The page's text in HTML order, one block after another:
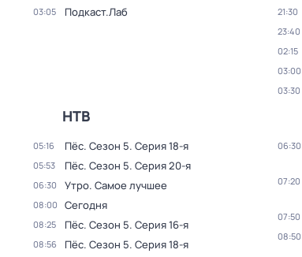
03:05 Подкаст.Лаб 21:30
23:40
02:15
03:00
03:30
НТВ
05:16 Пёс. Сезон 5. Серия 18-я
05:53 Пёс. Сезон 5. Серия 20-я
06:30 Утро. Самое лучшее
08:00 Сегодня
08:25 Пёс. Сезон 5. Серия 16-я
08:56 Пёс. Сезон 5. Серия 18-я
06:30
07:20
07:50
08:50